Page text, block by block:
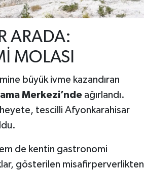
ARADA:
MOLASI
büyük ivme kazandıran
Merkezi’ndeağırlandı.
tescilli Afyonkarahisar
de kentin gastronomi
gösterilen misafirperverlikten